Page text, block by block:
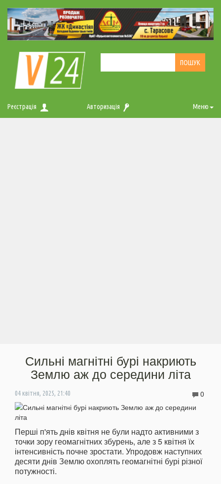
Реєстрація Авторизація Меню
Сильні магнітні бурі накриють
Землю аж до середини літа
04 квітня, 2025, 21:40 0
Перші п'ять днів квітня не були надто активними з
точки зору геомагнітних збурень, але з 5 квітня їх
інтенсивність почне зростати. Упродовж наступних
десяти днів Землю охоплять геомагнітні бурі різної
потужності.